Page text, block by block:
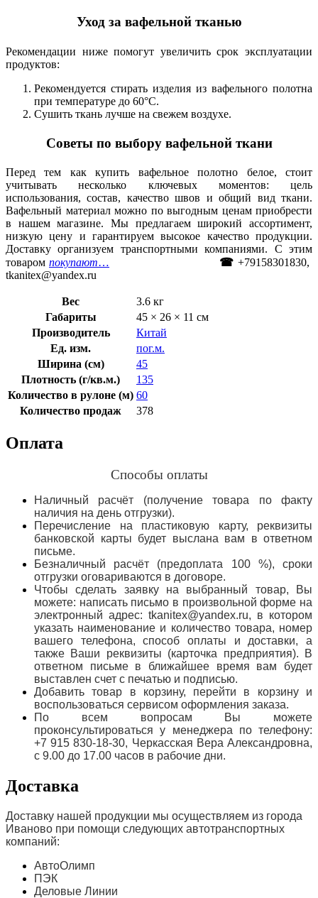
Уход за вафельной тканью
Рекомендации ниже помогут увеличить срок эксплуатации
продуктов:
Рекомендуется стирать изделия из вафельного полотна
при температуре до 60°C.
Сушить ткань лучше на свежем воздухе.
Советы по выбору вафельной ткани
Перед тем как купить вафельное полотно белое, стоит
учитывать несколько ключевых моментов: цель
использования, состав, качество швов и общий вид ткани.
Вафельный материал можно по выгодным ценам приобрести
в нашем магазине. Мы предлагаем широкий ассортимент,
низкую цену и гарантируем высокое качество продукции.
Доставку организуем транспортными компаниями. С этим
товаром покупают… ☎ +79158301830,
tkanitex@yandex.ru
Вес
3.6 кг
Габариты
45 × 26 × 11 см
Производитель
Китай
Ед. изм.
пог.м.
Ширина (см)
45
Плотность (г/кв.м.)
135
Количество в рулоне (м) 60
Количество продаж
378
Оплата
Способы оплаты
Наличный расчёт (получение товара по факту
наличия на день отгрузки).
Перечисление на пластиковую карту, реквизиты
банковской карты будет выслана вам в ответном
письме.
Безналичный расчёт (предоплата 100 %), сроки
отгрузки оговариваются в договоре.
Чтобы сделать заявку на выбранный товар, Вы
можете: написать письмо в произвольной форме на
электронный адрес: tkanitex@yandex.ru, в котором
указать наименование и количество товара, номер
вашего телефона, способ оплаты и доставки, а
также Ваши реквизиты (карточка предприятия). В
ответном письме в ближайшее время вам будет
выставлен счет с печатью и подписью.
Добавить товар в корзину, перейти в корзину и
воспользоваться сервисом оформления заказа.
По всем вопросам Вы можете
проконсультироваться у менеджера по телефону:
+7 915 830-18-30, Черкасская Вера Александровна,
с 9.00 до 17.00 часов в рабочие дни.
Доставка
Доставку нашей продукции мы осуществляем из города
Иваново при помощи следующих автотранспортных
компаний:
АвтоОлимп
ПЭК
Деловые Линии